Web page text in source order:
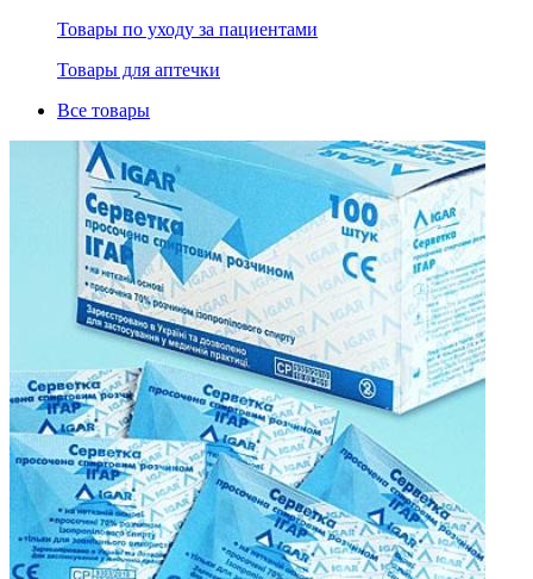
Товары по уходу за пациентами
Товары для аптечки
Все товары